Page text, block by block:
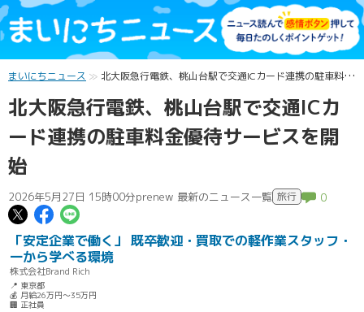
まいにちニュース 北大阪急行電鉄、桃山台駅で交通ICカード連携の駐車料金優待サービスを開始
北大阪急行電鉄、桃山台駅で交通ICカ
ード連携の駐車料金優待サービスを開
始
2026年5月27日 15時00分prenew 最新のニュース一覧 旅行 0
この記事についてポスト
この記事についてFacebookでシェ
「安定企業で働く」 既卒歓迎・買取での軽作業スタッフ・
一から学べる環境
株式会社Brand Rich
📍 東京都
💰 月給26万円～35万円
🏢 正社員